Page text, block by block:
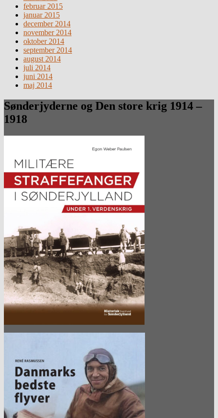
februar 2015
januar 2015
december 2014
november 2014
oktober 2014
september 2014
august 2014
juli 2014
juni 2014
maj 2014
Sønderjyderne og Den store krig 1914 –
1918